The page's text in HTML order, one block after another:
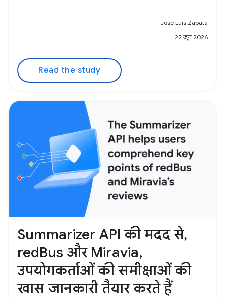
Jose Luis Zapata
22 जून 2026
Read the study
Summarizer API की मदद से,
redBus और Miravia,
उपयोगकर्ताओं की समीक्षाओं की
खास जानकारी तैयार करते हैं